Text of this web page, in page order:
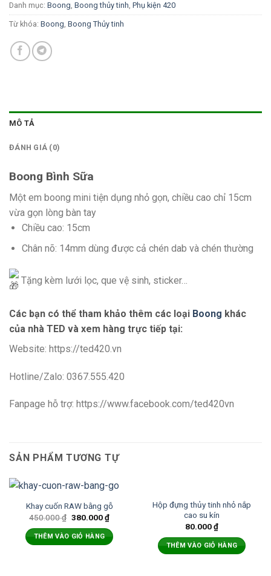
Danh mục: Boong, Boong thủy tinh, Phụ kiện 420
Từ khóa: Boong, Boong Thủy tinh
MÔ TẢ
ĐÁNH GIÁ (0)
Boong Bình Sữa
Một em boong mini tiện dụng nhỏ gọn, chiều cao chỉ 15cm
vừa gọn lòng bàn tay
Chiều cao: 15cm
Chân nõ: 14mm dùng được cả chén dab và chén thường
Tặng kèm lưới lọc, que vệ sinh, sticker…
Các bạn có thể tham khảo thêm các loại Boong khác
của nhà TED và xem hàng trực tiếp tại:
Website: https://ted420.vn
Hotline/Zalo: 0367.555.420
Fanpage hỗ trợ: https://www.facebook.com/ted420vn
SẢN PHẨM TƯƠNG TỰ
Khay cuốn RAW bằng gỗ
450.000₫ 380.000₫
THÊM VÀO GIỎ HÀNG
Hộp đựng thủy tinh nhỏ nắp
cao su kín
80.000₫
THÊM VÀO GIỎ HÀNG